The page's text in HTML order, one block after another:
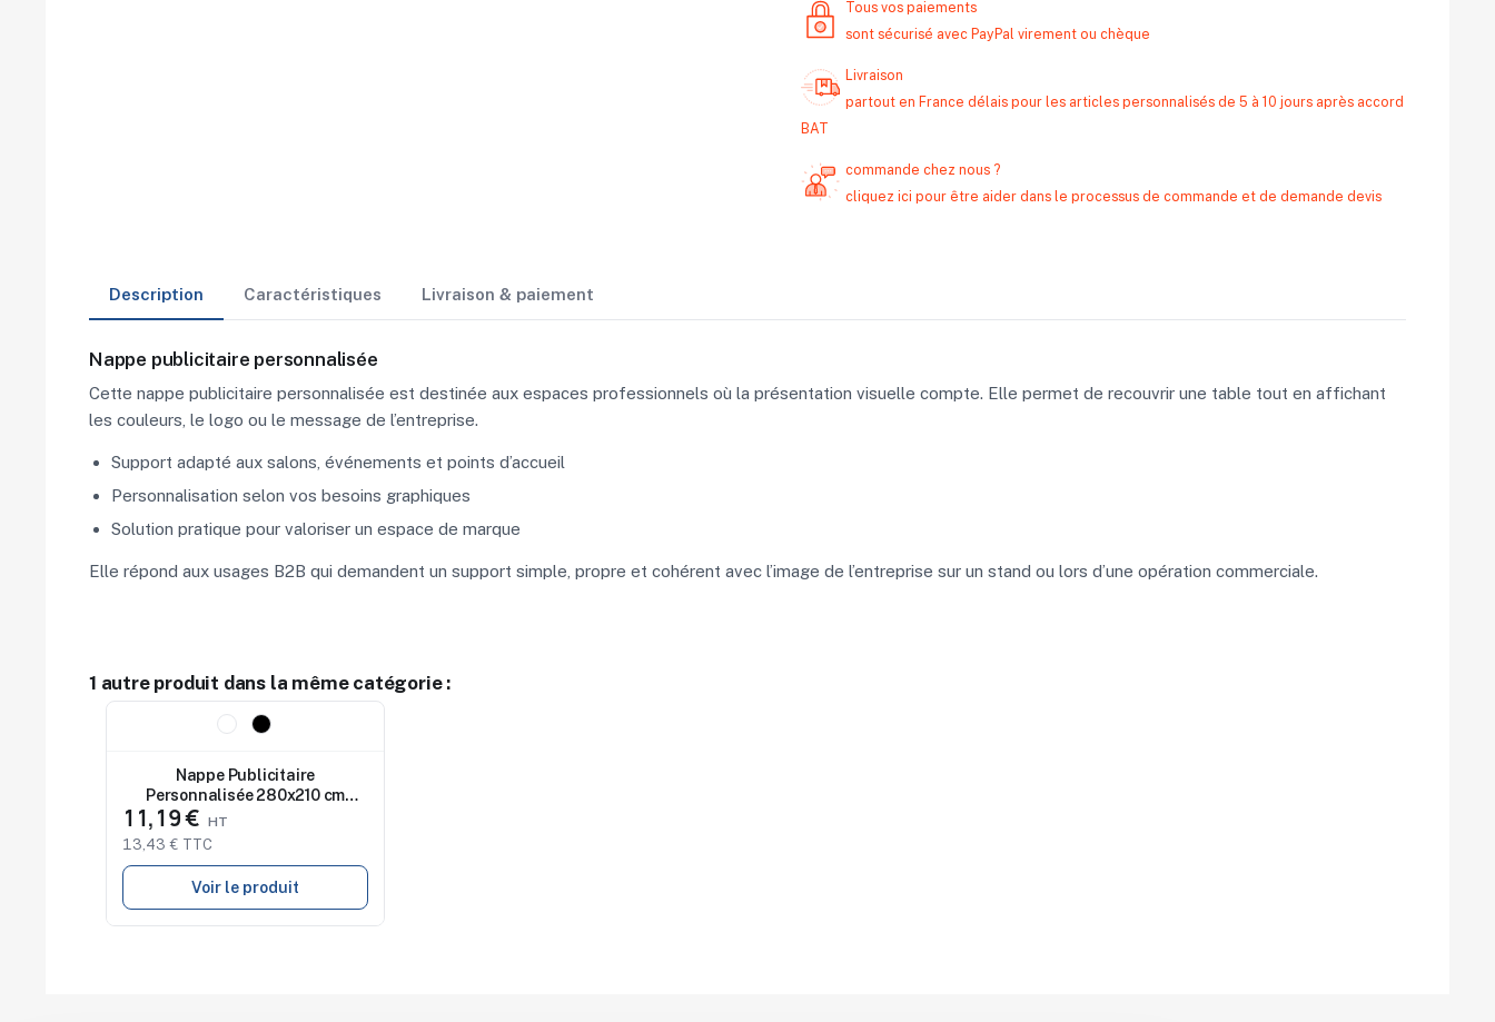
Tous vos paiements
sont sécurisé avec PayPal virement ou chèque
Livraison
partout en France délais pour les articles personnalisés de 5 à 10 jours après accord
BAT
commande chez nous ?
cliquez ici pour être aider dans le processus de commande et de demande devis
Description Caractéristiques Livraison & paiement
Nappe publicitaire personnalisée
Cette nappe publicitaire personnalisée est destinée aux espaces professionnels où la présentation visuelle compte. Elle permet de recouvrir une table tout en affichant
les couleurs, le logo ou le message de l’entreprise.
Support adapté aux salons, événements et points d’accueil
Personnalisation selon vos besoins graphiques
Solution pratique pour valoriser un espace de marque
Elle répond aux usages B2B qui demandent un support simple, propre et cohérent avec l’image de l’entreprise sur un stand ou lors d’une opération commerciale.
1 autre produit dans la même catégorie :
Nappe Publicitaire
Personnalisée 280x210 cm
BRIDGE
11,19 €
13,43 € TTC
Voir le produit